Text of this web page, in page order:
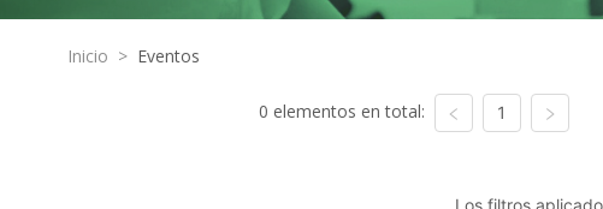
Inicio > Eventos
0 elementos en total: 1
Los filtros